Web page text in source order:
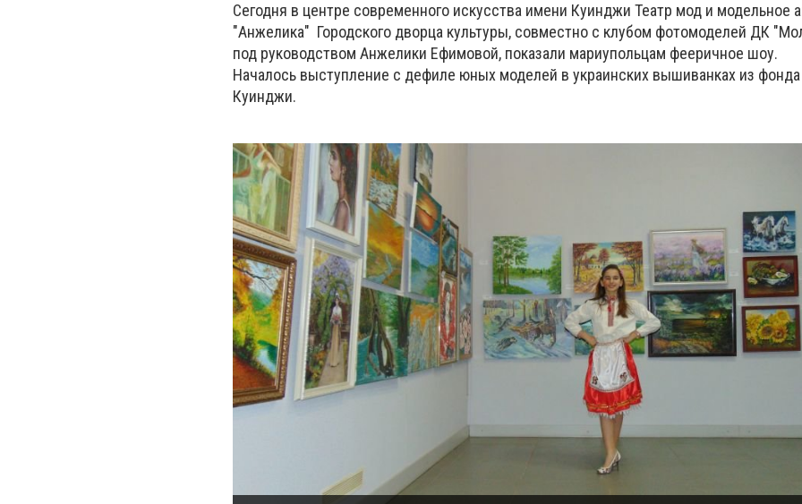
Сегодня в центре современного искусства имени Куинджи Театр мод и модельное
"Анжелика" Городского дворца культуры, совместно с клубом фотомоделей ДК
под руководством Анжелики Ефимовой, показали мариупольцам фееричное шоу.
Началось выступление с дефиле юных моделей в украинских вышиванках из фонда
Куинджи.